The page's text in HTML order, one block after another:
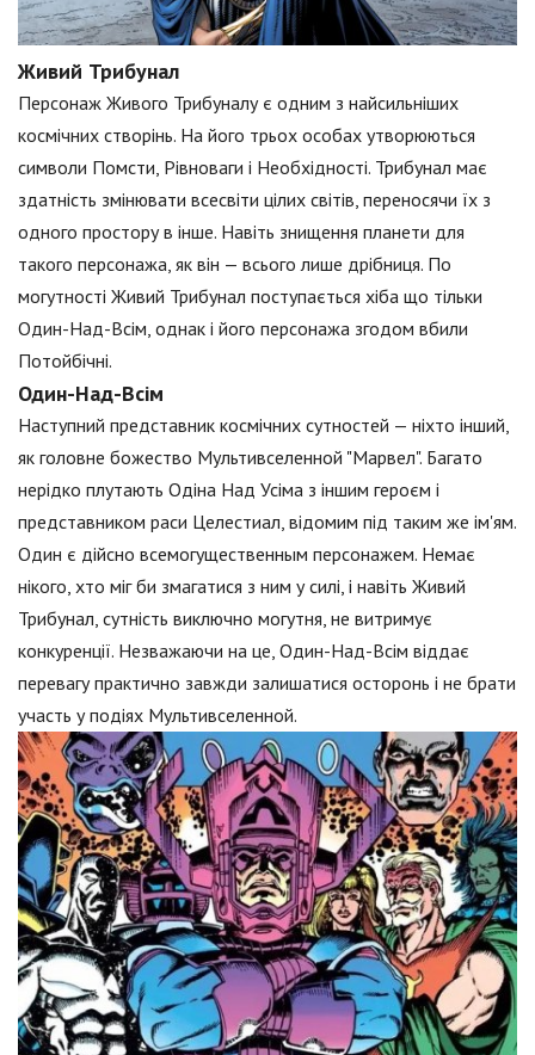
Живий Трибунал
Персонаж Живого Трибуналу є одним з найсильніших
космічних створінь. На його трьох особах утворюються
символи Помсти, Рівноваги і Необхідності. Трибунал має
здатність змінювати всесвіти цілих світів, переносячи їх з
одного простору в інше. Навіть знищення планети для
такого персонажа, як він — всього лише дрібниця. По
могутності Живий Трибунал поступається хіба що тільки
Один-Над-Всім, однак і його персонажа згодом вбили
Потойбічні.
Один-Над-Всім
Наступний представник космічних сутностей — ніхто інший,
як головне божество Мультивселенной "Марвел". Багато
нерідко плутають Одіна Над Усіма з іншим героєм і
представником раси Целестиал, відомим під таким же ім'ям.
Один є дійсно всемогущественным персонажем. Немає
нікого, хто міг би змагатися з ним у силі, і навіть Живий
Трибунал, сутність виключно могутня, не витримує
конкуренції. Незважаючи на це, Один-Над-Всім віддає
перевагу практично завжди залишатися осторонь і не брати
участь у подіях Мультивселенной.